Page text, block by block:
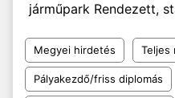
járműpark Rendezett,
Megyei hirdetés Teljes
Pályakezdő/friss diplomás